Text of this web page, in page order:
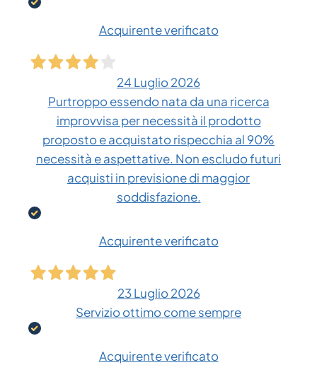
Acquirente verificato
24 Luglio 2026
Purtroppo essendo nata da una ricerca
improvvisa per necessità il prodotto
proposto e acquistato rispecchia al 90%
necessità e aspettative. Non escludo futuri
acquisti in previsione di maggior
soddisfazione.
Acquirente verificato
23 Luglio 2026
Servizio ottimo come sempre
Acquirente verificato